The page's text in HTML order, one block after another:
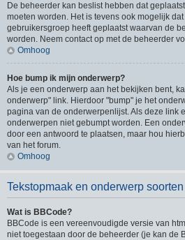
De beheerder kan beslist hebben dat
moeten worden. Het is tevens ook mogelijk
gebruikersgroep heeft geplaatst waarvan de
worden. Neem contact op met de beheerder
Omhoog
Hoe bump ik mijn onderwerp?
Als je een onderwerp aan het bekijken bent,
onderwerp" link. Hierdoor "bump" je het
pagina van de onderwerpenlijst. Als deze link
onderwerpen niet gebumpt worden. Een
door een antwoord te plaatsen, maar hou
van het forum.
Omhoog
Tekstopmaak en onderwerp soorten
Wat is BBCode?
BBCode is een vereenvoudigde versie van
niet toegestaan door de beheerder (je kan de